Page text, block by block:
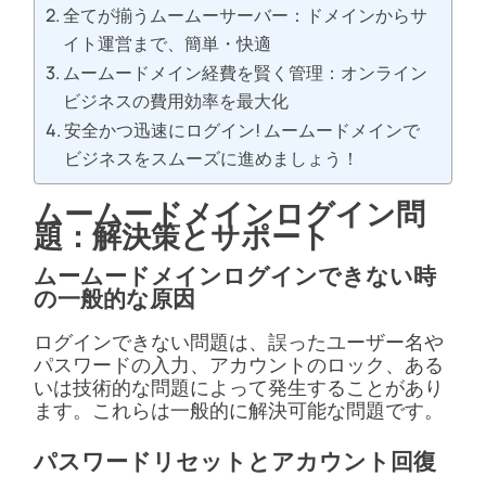
全てが揃うムームーサーバー：ドメインからサ
イト運営まで、簡単・快適
ムームードメイン経費を賢く管理：オンライン
ビジネスの費用効率を最大化
安全かつ迅速にログイン! ムームードメインで
ビジネスをスムーズに進めましょう！
ムームードメインログイン問
題：解決策とサポート
ムームードメインログインできない時
の一般的な原因
ログインできない問題は、誤ったユーザー名や
パスワードの入力、アカウントのロック、ある
いは技術的な問題によって発生することがあり
ます。これらは一般的に解決可能な問題です。
パスワードリセットとアカウント回復